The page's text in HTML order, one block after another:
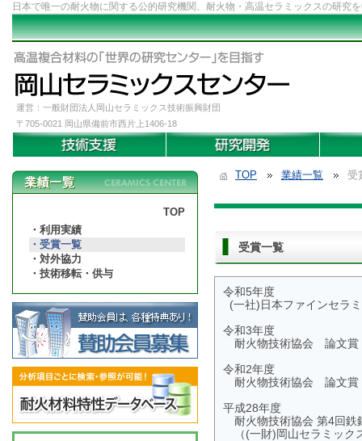
日本で唯一の耐火物に関する公的研究機関、耐火物・高温セラミックスの研
運営：一般財団法人岡山セラミックス技術振興財団
〒705-0021 岡山県備前市西片上1406-18
TOP
利用実績
受賞一覧
対外協力
技術移転・供与
TOP 業績一覧 受
受賞一覧
令和5年度
(一社)日本ファインセ
令和3年度
耐火物技術協会 論文賞
令和2年度
耐火物技術協会 論文賞
平成28年度
耐火物技術協会 第4回鉄
（(一財)岡山セラミック